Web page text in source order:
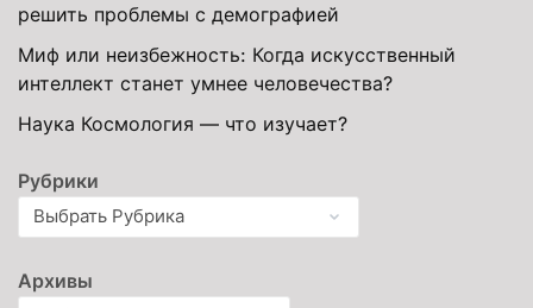
решить проблемы с демографией
Миф или неизбежность: Когда искусственный
интеллект станет умнее человечества?
Наука Космология — что изучает?
Рубрики
Архивы